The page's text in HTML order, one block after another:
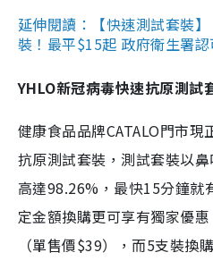
延伸閱讀：【快速測試套裝
裝！最平$15起 政府衛生署
YHLO新冠病毒快速抗原測試
健康食品品牌CATALO門市
抗原測試套裝，測試套裝以
高達98.26%，最快15分鐘就
定金額換購更可享有獨家優
（單售價$39），而5支裝換